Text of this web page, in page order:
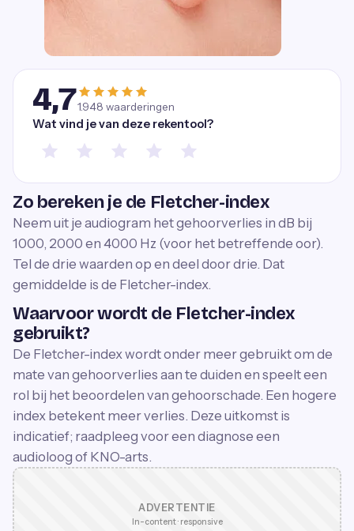
4,71.948 waarderingen
Wat vind je van deze rekentool?
Zo bereken je de Fletcher-index
Neem uit je audiogram het gehoorverlies in dB bij
1000, 2000 en 4000 Hz (voor het betreffende oor).
Tel de drie waarden op en deel door drie. Dat
gemiddelde is de Fletcher-index.
Waarvoor wordt de Fletcher-index
gebruikt?
De Fletcher-index wordt onder meer gebruikt om de
mate van gehoorverlies aan te duiden en speelt een
rol bij het beoordelen van gehoorschade. Een hogere
index betekent meer verlies. Deze uitkomst is
indicatief; raadpleeg voor een diagnose een
audioloog of KNO-arts.
ADVERTENTIE
In-content · responsive